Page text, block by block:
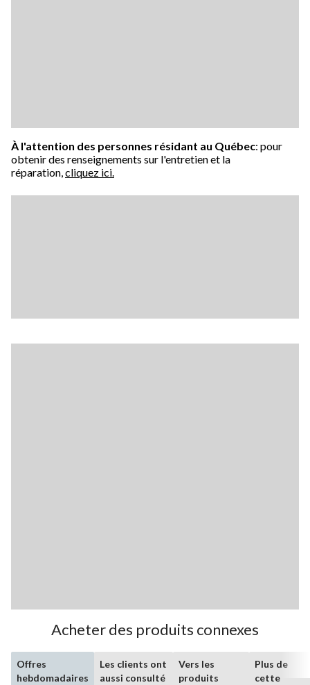
À l'attention des personnes résidant au Québec: pour
obtenir des renseignements sur l'entretien et la
réparation,cliquez ici.
Acheter des produits connexes
Offres
hebdomadaires
Les clients ont
aussi consulté
Vers les
produits
Plus de
cette